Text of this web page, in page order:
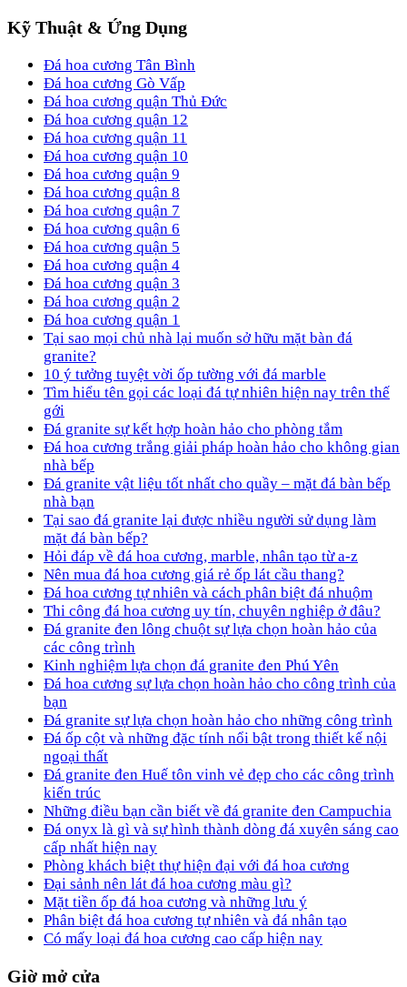
Kỹ Thuật & Ứng Dụng
Đá hoa cương Tân Bình
Đá hoa cương Gò Vấp
Đá hoa cương quận Thủ Đức
Đá hoa cương quận 12
Đá hoa cương quận 11
Đá hoa cương quận 10
Đá hoa cương quận 9
Đá hoa cương quận 8
Đá hoa cương quận 7
Đá hoa cương quận 6
Đá hoa cương quận 5
Đá hoa cương quận 4
Đá hoa cương quận 3
Đá hoa cương quận 2
Đá hoa cương quận 1
Tại sao mọi chủ nhà lại muốn sở hữu mặt bàn đá
granite?
10 ý tưởng tuyệt vời ốp tường với đá marble
Tìm hiểu tên gọi các loại đá tự nhiên hiện nay trên thế
gới
Đá granite sự kết hợp hoàn hảo cho phòng tắm
Đá hoa cương trắng giải pháp hoàn hảo cho không gian
nhà bếp
Đá granite vật liệu tốt nhất cho quầy – mặt đá bàn bếp
nhà bạn
Tại sao đá granite lại được nhiều người sử dụng làm
mặt đá bàn bếp?
Hỏi đáp về đá hoa cương, marble, nhân tạo từ a-z
Nên mua đá hoa cương giá rẻ ốp lát cầu thang?
Đá hoa cương tự nhiên và cách phân biệt đá nhuộm
Thi công đá hoa cương uy tín, chuyên nghiệp ở đâu?
Đá granite đen lông chuột sự lựa chọn hoàn hảo của
các công trình
Kinh nghiệm lựa chọn đá granite đen Phú Yên
Đá hoa cương sự lựa chọn hoàn hảo cho công trình của
bạn
Đá granite sự lựa chọn hoàn hảo cho những công trình
Đá ốp cột và những đặc tính nổi bật trong thiết kế nội
ngoại thất
Đá granite đen Huế tôn vinh vẻ đẹp cho các công trình
kiến trúc
Những điều bạn cần biết về đá granite đen Campuchia
Đá onyx là gì và sự hình thành dòng đá xuyên sáng cao
cấp nhất hiện nay
Phòng khách biệt thự hiện đại với đá hoa cương
Đại sảnh nên lát đá hoa cương màu gì?
Mặt tiền ốp đá hoa cương và những lưu ý
Phân biệt đá hoa cương tự nhiên và đá nhân tạo
Có mấy loại đá hoa cương cao cấp hiện nay
Giờ mở cửa